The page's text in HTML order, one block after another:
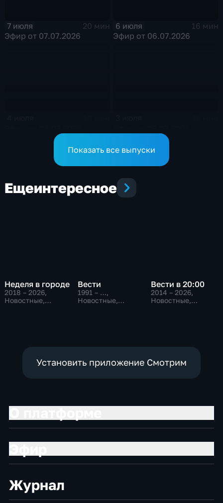
7 июля
20 мин
Эфир от 07.07.2026
6 июля
16 мин
Эфир от 06.07.2026
Показать все выпуски
Ещеинтересное
Неделя в городе
2018 – 2026,
Новостные,
Вести
1991 – …,
Новостные,
Вести в 20:00
2014 – 2026,
Новостные,
Установить приложение Смотрим
Журнал